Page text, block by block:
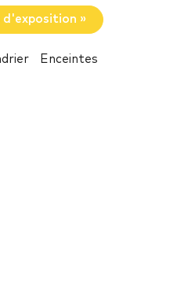
d'exposition »
Enceintes